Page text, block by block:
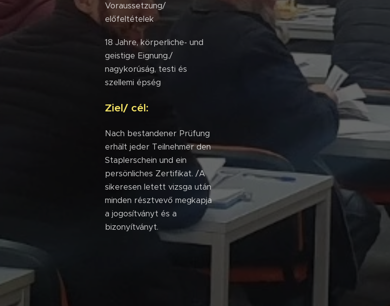
Voraussetzung/
előfeltételek
18 Jahre, körperliche- und
geistige Eignung./
nagykorúság, testi és
szellemi épség
Ziel/ cél:
Nach bestandener Prüfung
erhält jeder Teilnehmer den
Staplerschein und ein
persönliches Zertifikat. /A
sikeresen letett vizsga után
minden résztvevő megkapja
a jogosítványt és a
bizonyítványt.